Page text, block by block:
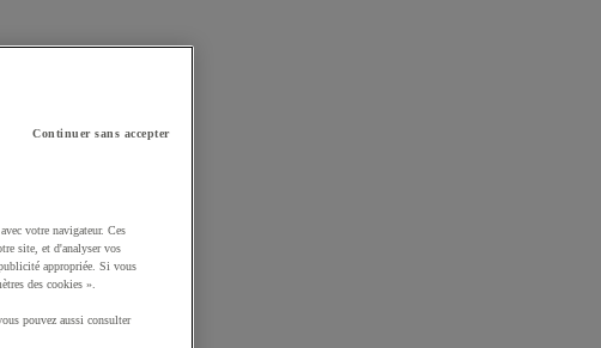
Continuer sans accepter
votre navigateur. Ces
site, et d'analyser vos
appropriée. Si vous
des cookies ».
pouvez aussi consulter